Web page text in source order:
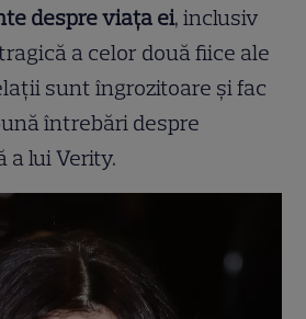
despre viața ei, inclusiv
a celor două fiice ale
sunt îngrozitoare și fac
întrebări despre
a lui Verity.